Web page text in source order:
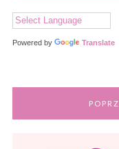
Powered by Translate